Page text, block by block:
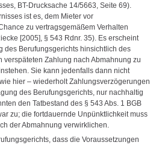
BT-Drucksache 14/5663, Seite 69).
ist es, dem Mieter vor
zu vertragsgemäßem Verhalten
[2005], § 543 Rdnr. 35). Es erscheint
des Berufungsgerichts hinsichtlich des
verspäteten Zahlung nach Abmahnung zu
Sie kann jedenfalls dann nicht
hier – wiederholt Zahlungsverzögerungen
des Berufungsgerichts, nur nachhaltig
den Tatbestand des § 543 Abs. 1 BGB
zu; die fortdauernde Unpünktlichkeit muss
der Abmahnung verwirklichen.
dass die Voraussetzungen